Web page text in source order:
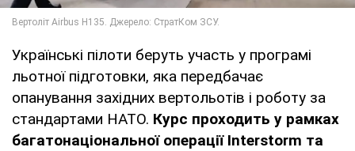
Українські пілоти беруть участь у програмі
льотної підготовки, яка передбачає
опанування західних вертольотів і роботу за
стандартами НАТО. Курс проходить у рамках
багатонаціональної операції Interstorm та